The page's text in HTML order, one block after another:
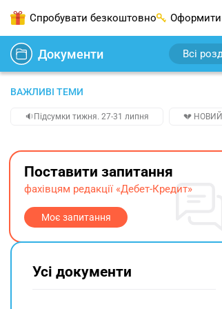
Спробувати безкоштовно Оформити
Документи Всі
ВАЖЛИВІ ТЕМИ
🔉Підсумки тижня. 27-31 липня 💔 НОВИЙ
Поставити запитання
фахівцям редакції «Дебет-Кредит»
Моє запитання
Усі документи